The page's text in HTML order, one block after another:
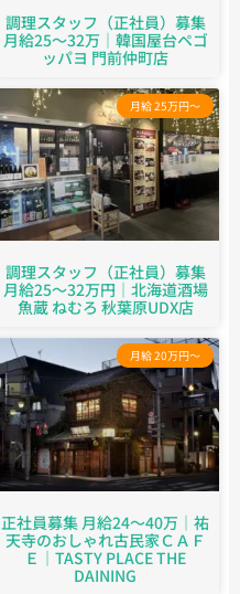
調理スタッフ（正社員）募集
月給25～32万｜韓国屋台ペゴ
ッパヨ 門前仲町店
月給 25万円～
調理スタッフ（正社員）募集
月給25～32万円｜北海道酒場
魚蔵 ねむろ 秋葉原UDX店
月給 20万円～
正社員募集 月給24～40万｜祐
天寺のおしゃれ古民家ＣＡＦ
Ｅ｜TASTY PLACE THE
DAINING